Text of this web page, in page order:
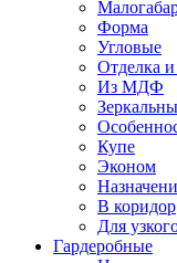
Форма
Угловые
Отделка
Из МДФ
Купе
Эконом
В коридор
Для
Гардеробные